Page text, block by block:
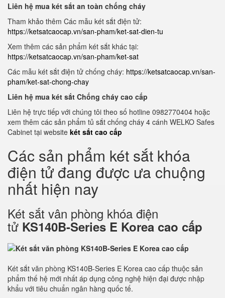
Liên hệ mua két sắt an toàn chống cháy
Tham khảo thêm Các mẫu két sắt điện tử:
https://ketsatcaocap.vn/san-pham/ket-sat-dien-tu
Xem thêm các sản phẩm két sắt khác tại:
https://ketsatcaocap.vn/san-pham/ket-sat
Các mẫu két sắt điện tử chống cháy: https://ketsatcaocap.vn/san-
pham/ket-sat-chong-chay
Liên hệ mua két sắt Chống cháy cao cấp
Liên hệ trực tiếp với chúng tôi theo số hotline 0982770404 hoặc
xem thêm các sản phẩm tủ sắt chống cháy 4 cánh WELKO Safes
Cabinet tại website két sắt cao cấp
Các sản phẩm két sắt khóa
điện tử đang được ưa chuộng
nhất hiện nay
Két sắt vân phòng khóa điện
tử KS140B-Series E Korea cao cấp
Két sắt văn phòng KS140B-Series E Korea cao cấp thuộc sản
phẩm thế hệ mới nhất áp dụng công nghệ hiện đại được nhập
khẩu với tiêu chuẩn ngân hàng quốc tế.